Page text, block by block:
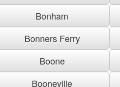
Bonham
Bonners Ferry
Boone
Booneville